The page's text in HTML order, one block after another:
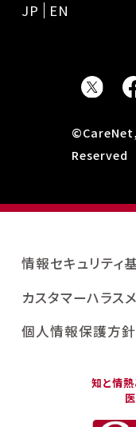
JP EN
Reserved
知と情熱
情報セキュリティ
カスタマーハラス
個人情報保護方針